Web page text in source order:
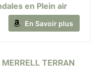
en Plein air
En Savoir plus
TERRAN